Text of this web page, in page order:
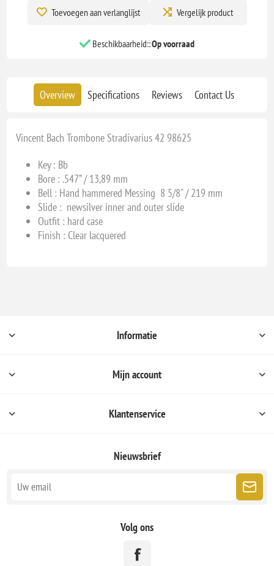
Toevoegen aan verlanglijst Vergelijk product
Beschikbaarheid::Op voorraad
Overview Specifications Reviews Contact Us
Vincent Bach Trombone Stradivarius 42 98625
Key : Bb
Bore : .547” / 13,89 mm
Bell : Hand hammered Messing 8 5/8" / 219 mm
Slide : newsilver inner and outer slide
Outfit : hard case
Finish : Clear lacquered
Informatie
Mijn account
Klantenservice
Nieuwsbrief
Volg ons